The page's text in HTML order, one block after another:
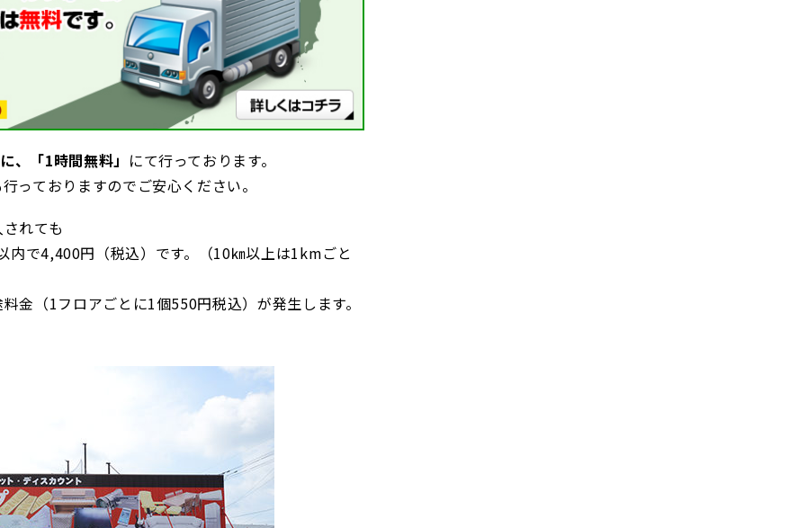
、 「1時間無料」 にて行っております。
っておりますのでご安心ください。
れても
で4,400円（税込）です。（10㎞以上は1kmごと
金（1フロアごとに1個550円税込）が発生します。